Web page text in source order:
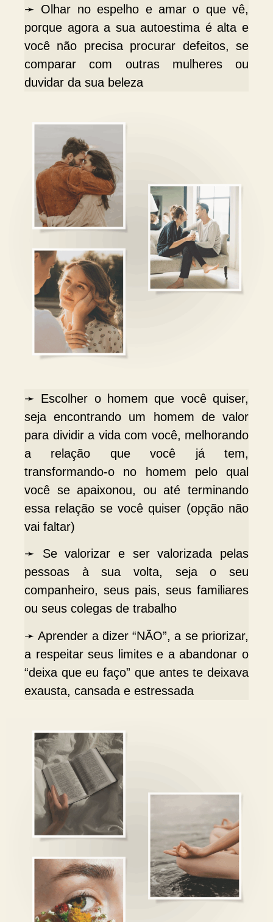
➛ Olhar no espelho e amar o que vê,
porque agora a sua autoestima é alta e
você não precisa procurar defeitos, se
comparar com outras mulheres ou
duvidar da sua beleza
➛ Escolher o homem que você quiser,
seja encontrando um homem de valor
para dividir a vida com você, melhorando
a relação que você já tem,
transformando-o no homem pelo qual
você se apaixonou, ou até terminando
essa relação se você quiser (opção não
vai faltar)
➛ Se valorizar e ser valorizada pelas
pessoas à sua volta, seja o seu
companheiro, seus pais, seus familiares
ou seus colegas de trabalho
➛ Aprender a dizer “NÃO”, a se priorizar,
a respeitar seus limites e a abandonar o
“deixa que eu faço” que antes te deixava
exausta, cansada e estressada